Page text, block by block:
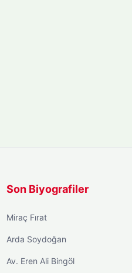
Son Biyografiler
Miraç Fırat
Arda Soydoğan
Av. Eren Ali Bingöl